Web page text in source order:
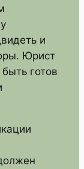
и
Юрист
готов